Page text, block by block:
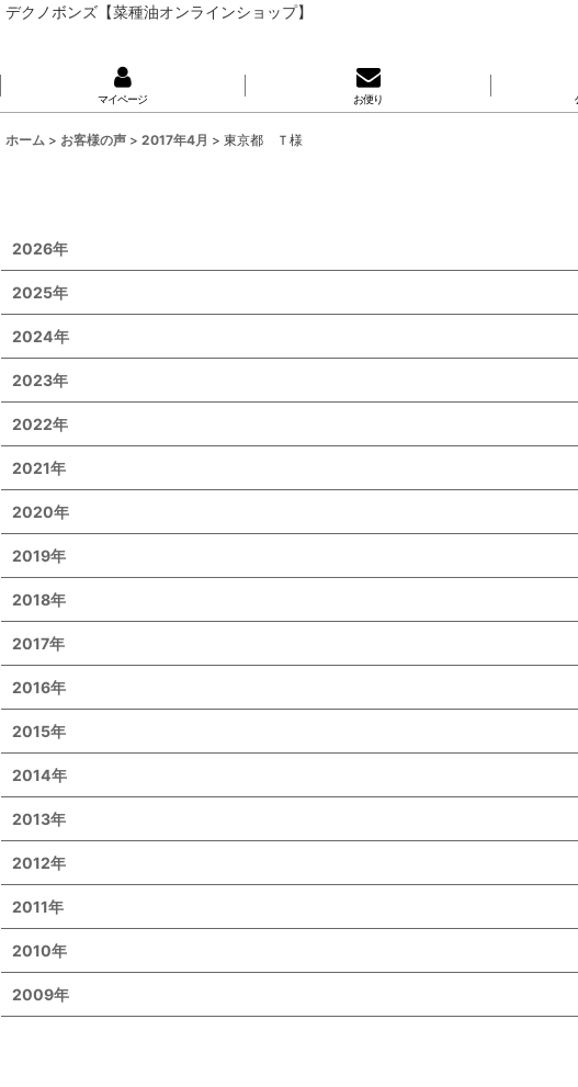
デクノボンズ【菜種油オンラインショップ】
マイページ お便り
ホーム > お客様の声 > 2017年4月 > 東京都 Ｔ様
2026年
2025年
2024年
2023年
2022年
2021年
2020年
2019年
2018年
2017年
2016年
2015年
2014年
2013年
2012年
2011年
2010年
2009年